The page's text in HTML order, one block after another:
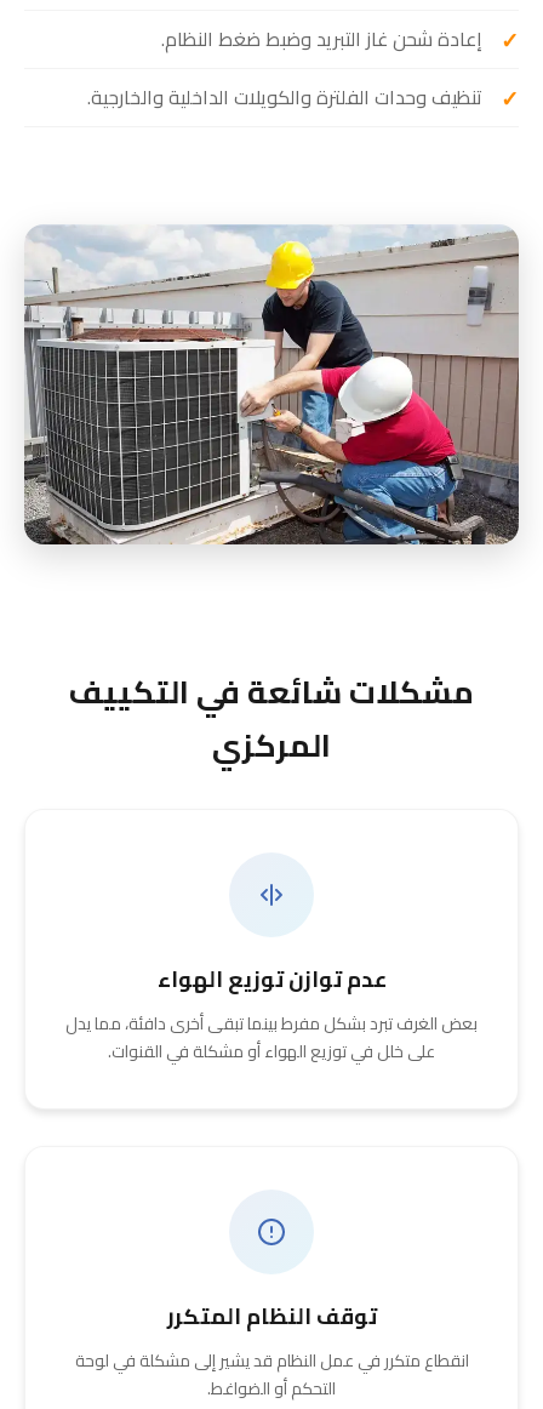
إعادة شحن غاز التبريد وضبط ضغط النظام.
تنظيف وحدات الفلترة والكويلات الداخلية والخارجية.
مشكلات شائعة في التكييف
المركزي
عدم توازن توزيع الهواء
بعض الغرف تبرد بشكل مفرط بينما تبقى أخرى دافئة، مما يدل
على خلل في توزيع الهواء أو مشكلة في القنوات.
توقف النظام المتكرر
انقطاع متكرر في عمل النظام قد يشير إلى مشكلة في لوحة
التحكم أو الضواغط.